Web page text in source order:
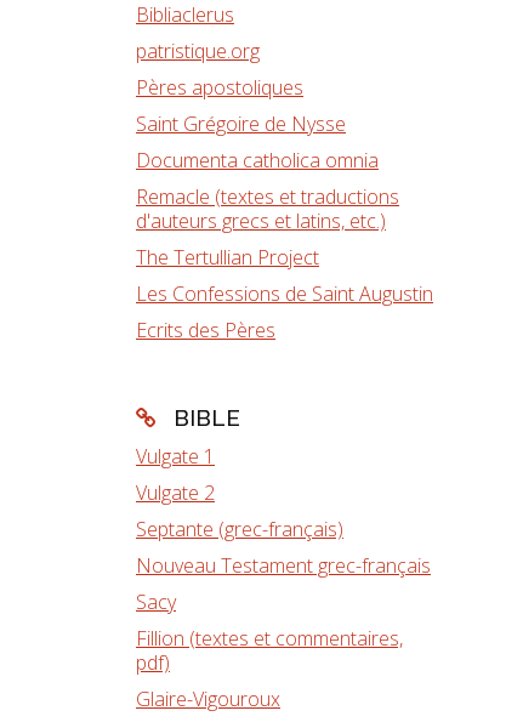
Bibliaclerus
patristique.org
Pères apostoliques
Saint Grégoire de Nysse
Documenta catholica omnia
Remacle (textes et traductions
d'auteurs grecs et latins, etc.)
The Tertullian Project
Les Confessions de Saint Augustin
Ecrits des Pères
BIBLE
Vulgate 1
Vulgate 2
Septante (grec-français)
Nouveau Testament grec-français
Sacy
Fillion (textes et commentaires,
pdf)
Glaire-Vigouroux